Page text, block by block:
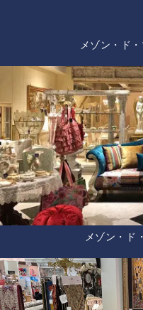
メゾン・ド
メゾン・ド